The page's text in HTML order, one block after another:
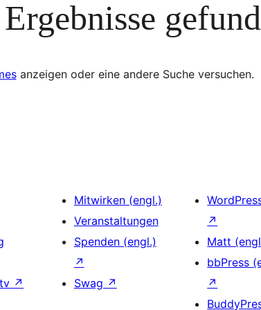
anzeigen oder eine andere Suche versuchen.
↗
Mitwirken (engl.)
Veranstaltungen
Spenden (engl.)
↗
Swag ↗
↗
Matt
bbPress
↗